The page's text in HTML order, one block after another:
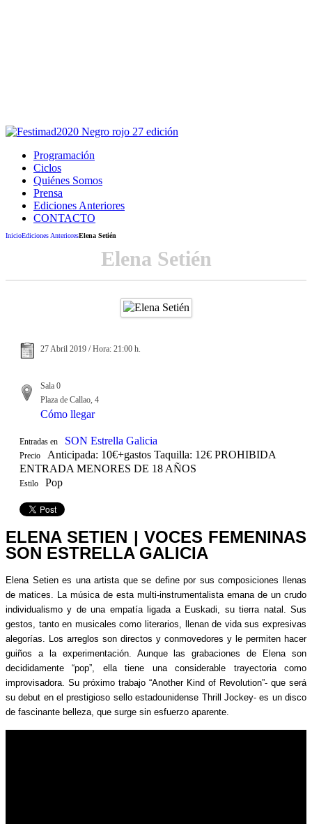
Programación
Ciclos
Quiénes Somos
Prensa
Ediciones Anteriores
CONTACTO
InicioEdiciones AnterioresElena Setién
Elena Setién
27 Abril 2019 / Hora: 21:00 h.
Sala 0
Plaza de Callao, 4
Cómo llegar
Entradas en SON Estrella Galicia
Precio
Anticipada: 10€+gastos Taquilla: 12€ PROHIBIDA
ENTRADA MENORES DE 18 AÑOS
Estilo Pop
ELENA SETIÉN | VOCES FEMENINAS
SON ESTRELLA GALICIA
Elena Setien es una artista que se define por sus composiciones llenas
de matices. La música de esta multi-instrumentalista emana de un crudo
individualismo y de una empatía ligada a Euskadi, su tierra natal. Sus
gestos, tanto en musicales como literarios, llenan de vida sus expresivas
alegorías. Los arreglos son directos y conmovedores y le permiten hacer
guiños a la experimentación. Aunque las grabaciones de Elena son
decididamente “pop”, ella tiene una considerable trayectoria como
improvisadora. Su próximo trabajo “Another Kind of Revolution”- que será
su debut en el prestigioso sello estadounidense Thrill Jockey- es un disco
de fascinante belleza, que surge sin esfuerzo aparente.